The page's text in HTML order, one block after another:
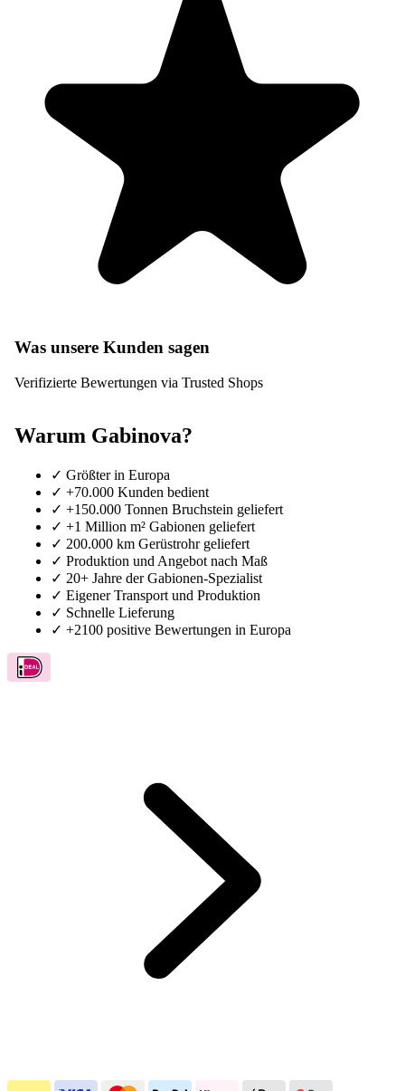
Was unsere Kunden sagen
Verifizierte Bewertungen via Trusted Shops
Warum Gabinova?
✓ Größter in Europa
✓ +70.000 Kunden bedient
✓ +150.000 Tonnen Bruchstein geliefert
✓ +1 Million m² Gabionen geliefert
✓ 200.000 km Gerüstrohr geliefert
✓ Produktion und Angebot nach Maß
✓ 20+ Jahre der Gabionen-Spezialist
✓ Eigener Transport und Produktion
✓ Schnelle Lieferung
✓ +2100 positive Bewertungen in Europa